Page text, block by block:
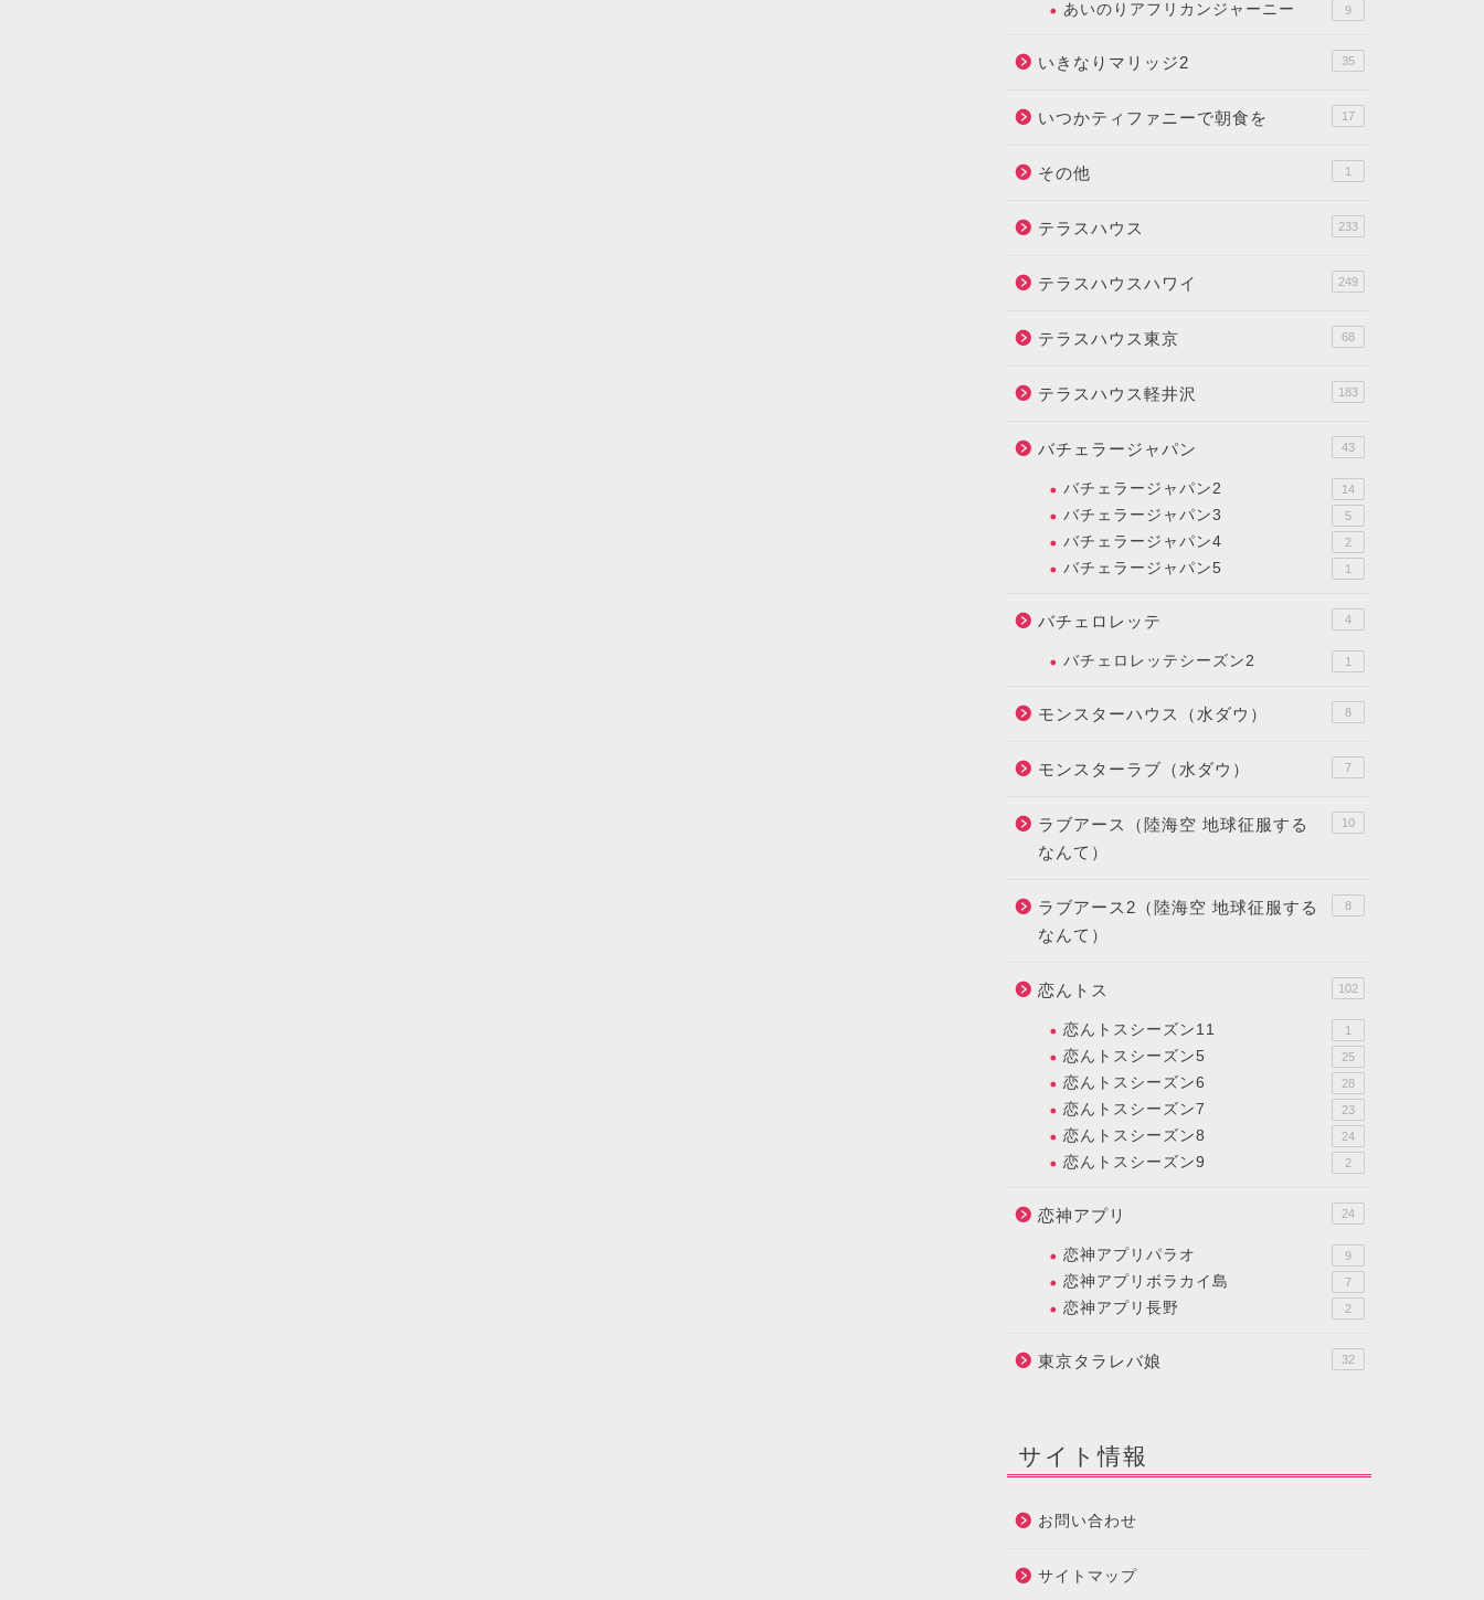
あいのりアフリカンジャーニー 9
いきなりマリッジ2 35
いつかティファニーで朝食を 17
その他 1
テラスハウス 233
テラスハウスハワイ 249
テラスハウス東京 68
テラスハウス軽井沢 183
バチェラージャパン 43
バチェラージャパン2 14
バチェラージャパン3 5
バチェラージャパン4 2
バチェラージャパン5 1
バチェロレッテ 4
バチェロレッテシーズン2 1
モンスターハウス（水ダウ） 8
モンスターラブ（水ダウ） 7
ラブアース（陸海空 地球征服する
なんて）
10
ラブアース2（陸海空 地球征服する
なんて）
8
恋んトス 102
恋んトスシーズン11 1
恋んトスシーズン5 25
恋んトスシーズン6 28
恋んトスシーズン7 23
恋んトスシーズン8 24
恋んトスシーズン9 2
恋神アプリ 24
恋神アプリパラオ 9
恋神アプリボラカイ島 7
恋神アプリ長野 2
東京タラレバ娘 32
サイト情報
お問い合わせ
サイトマップ